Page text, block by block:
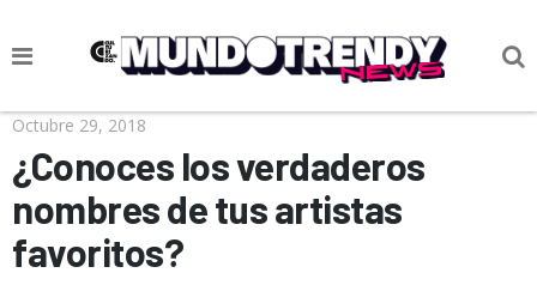
NOTICIAS
CULTURA POP
CIENCIA Y TECNOLOGÍA
VIDA
Octubre 29, 2018
¿Conoces los verdaderos
nombres de tus artistas
favoritos?